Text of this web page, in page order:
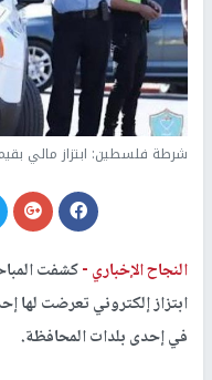
النجاح الإخباري -كشفت
ابتزاز إلكتروني تعرضت
في إحدى بلدات المحافظة.